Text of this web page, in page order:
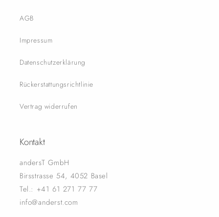
AGB
Impressum
Datenschutzerklärung
Rückerstattungsrichtlinie
Vertrag widerrufen
Kontakt
andersT GmbH
Birsstrasse 54, 4052 Basel
Tel.: +41 61 271 77 77
info@anderst.com